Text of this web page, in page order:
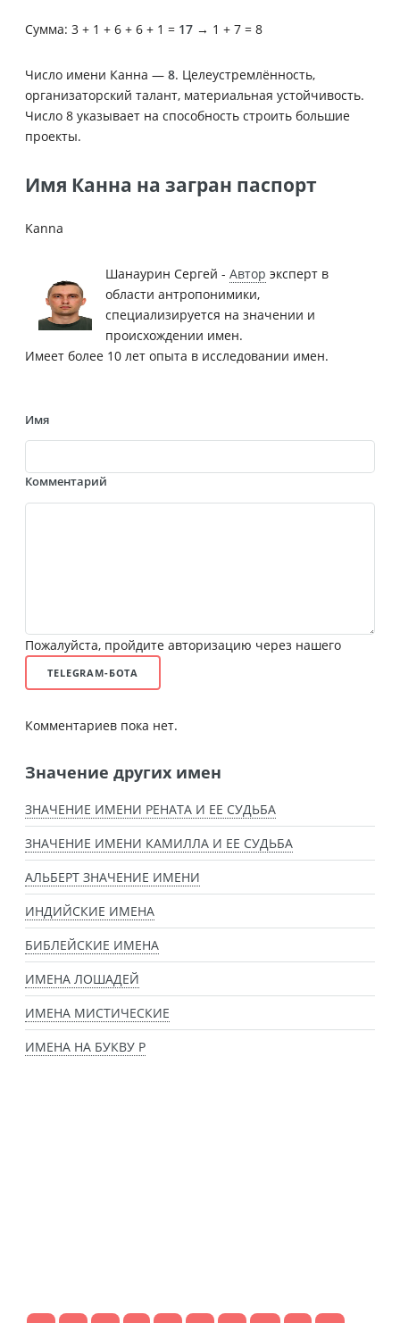
Сумма: 3 + 1 + 6 + 6 + 1 = 17 → 1 + 7 = 8
Число имени Канна — 8. Целеустремлённость,
организаторский талант, материальная устойчивость.
Число 8 указывает на способность строить большие
проекты.
Имя Канна на загран паспорт
Kanna
Шанаурин Сергей - Автор эксперт в
области антропонимики,
специализируется на значении и
происхождении имен.
Имеет более 10 лет опыта в исследовании имен.
Имя
Комментарий
Пожалуйста, пройдите авторизацию через нашего
TELEGRAM-БОТА
Комментариев пока нет.
Значение других имен
ЗНАЧЕНИЕ ИМЕНИ РЕНАТА И ЕЕ СУДЬБА
ЗНАЧЕНИЕ ИМЕНИ КАМИЛЛА И ЕЕ СУДЬБА
АЛЬБЕРТ ЗНАЧЕНИЕ ИМЕНИ
ИНДИЙСКИЕ ИМЕНА
БИБЛЕЙСКИЕ ИМЕНА
ИМЕНА ЛОШАДЕЙ
ИМЕНА МИСТИЧЕСКИЕ
ИМЕНА НА БУКВУ Р